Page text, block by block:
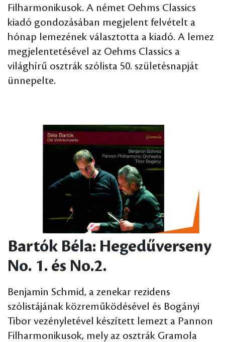
Filharmonikusok. A német Oehms Classics
kiadó gondozásában megjelent felvételt a
hónap lemezének választotta a kiadó. A lemez
megjelentetésével az Oehms Classics a
világhírű osztrák szólista 50. születésnapját
ünnepelte.
Bartók Béla: Hegedűverseny
No. 1. és No.2.
Benjamin Schmid, a zenekar rezidens
szólistájának közreműködésével és Bogányi
Tibor vezényletével készített lemezt a Pannon
Filharmonikusok, mely az osztrák Gramola